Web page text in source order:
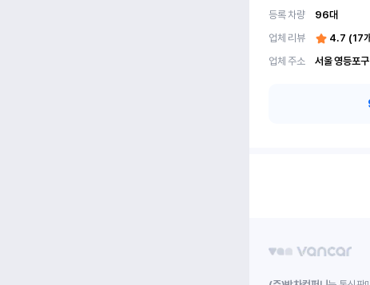
등록 차량 96대
업체 리뷰
4.7 (17
업체 주소